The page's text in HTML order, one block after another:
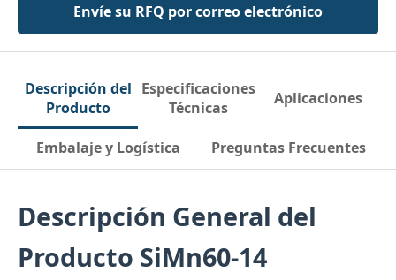
Envíe su RFQ por correo electrónico
Descripción del
Producto
Especificaciones
Técnicas
Aplicaciones
Embalaje y Logística Preguntas Frecuentes
Descripción General del
Producto SiMn60-14